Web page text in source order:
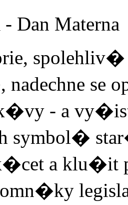
Dan Materna
se
- a
symbol�
a klu�it